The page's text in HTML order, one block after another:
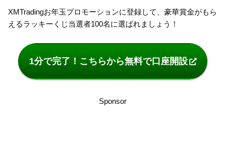
XMTradingお年玉プロモーションに登録して、豪華賞金がもら
えるラッキーくじ当選者100名に選ばれましょう！
1分で完了！こちらから無料で口座開設
Sponsor